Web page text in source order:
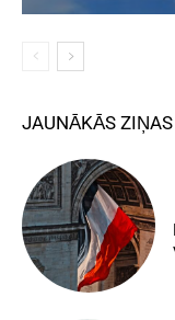
JAUNĀKĀS ZIŅAS